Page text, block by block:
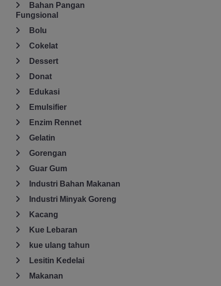
Bahan Pangan
Fungsional
Bolu
Cokelat
Dessert
Donat
Edukasi
Emulsifier
Enzim Rennet
Gelatin
Gorengan
Guar Gum
Industri Bahan Makanan
Industri Minyak Goreng
Kacang
Kue Lebaran
kue ulang tahun
Lesitin Kedelai
Makanan